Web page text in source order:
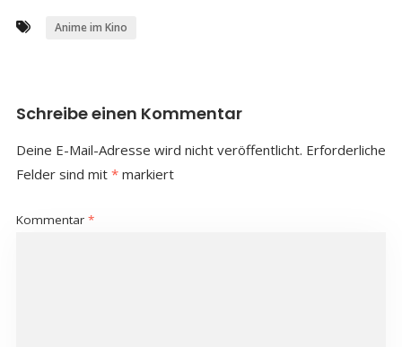
Anime im Kino
Schreibe einen Kommentar
Deine E-Mail-Adresse wird nicht veröffentlicht. Erforderliche
Felder sind mit *markiert
Kommentar *